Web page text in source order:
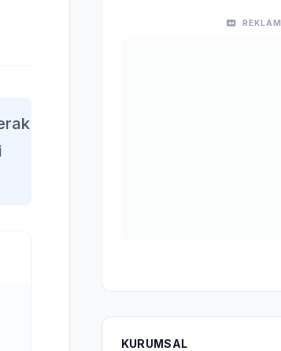
REKLAM
KURUMSAL